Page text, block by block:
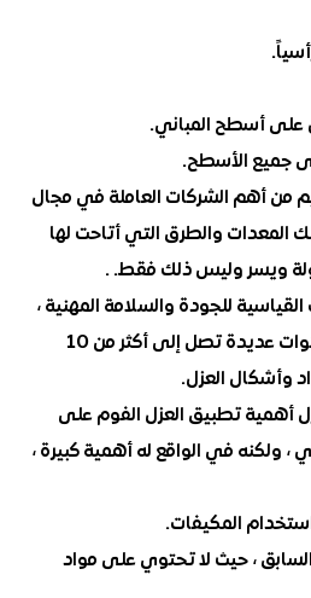
المباني.
الشركات العاملة في مجال
والطرق التي أتاحت لها
وليس ذلك فقط. .
للجودة والسلامة المهنية ،
وتستمر هذه المواصفات لسنوات عديدة تصل إلى أكثر من 10
العزل.
تطبيق العزل الفوم على
الواقع له أهمية كبيرة ،
المكيفات.
حيث لا تحتوي على مواد